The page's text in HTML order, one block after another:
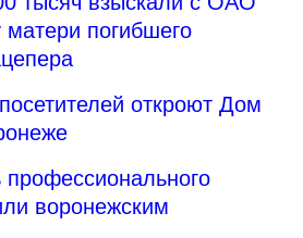
погибшего
откроют Дом
воронежским